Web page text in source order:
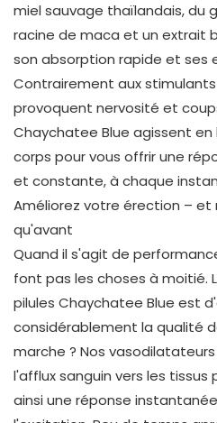
miel sauvage thaïlandais, du
racine de maca et un extrait
son absorption rapide et ses
Contrairement aux
provoquent nervosité et
Chaychatee Blue agissent
corps pour vous offrir une
et constante, à chaque
Améliorez votre érection – et
qu'avant
Quand il s'agit de
font pas les choses à moitié.
pilules Chaychatee Blue est
considérablement la qualité
marche ? Nos
l'afflux sanguin vers les tissus
ainsi une réponse